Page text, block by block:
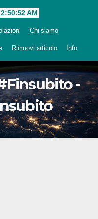
2:50:53 AM
Chi siamo
Rimuovi articolo Info
-